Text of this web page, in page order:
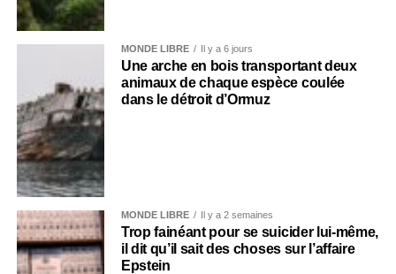
MONDE LIBRE Il y a 6 jours
Une arche en bois transportant deux
animaux de chaque espèce coulée
dans le détroit d’Ormuz
MONDE LIBRE Il y a 2 semaines
Trop fainéant pour se suicider lui-même,
il dit qu’il sait des choses sur l’affaire
Epstein